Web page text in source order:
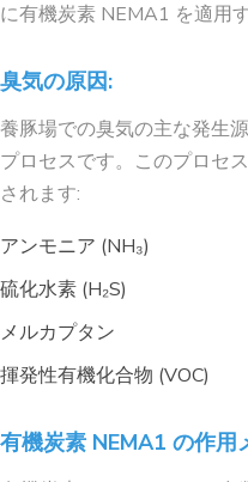
に有機炭素 NEMA1 を適用
臭気の原因:
養豚場での臭気の主な発生
プロセスです。このプロセ
されます:
アンモニア (NH₃)
硫化水素 (H₂S)
メルカプタン
揮発性有機化合物 (VOC)
有機炭素 NEMA1 の作用